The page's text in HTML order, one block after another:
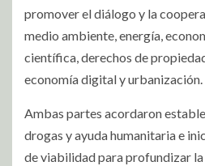
promover el diálogo y la
medio ambiente, energía,
científica, derechos de
economía digital y urbanización.
Ambas partes acordaron
drogas y ayuda humanitaria e
de viabilidad para profundizar